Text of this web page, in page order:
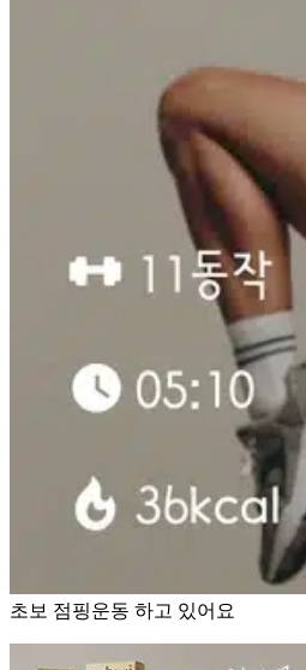
초보 점핑운동 하고 있어요